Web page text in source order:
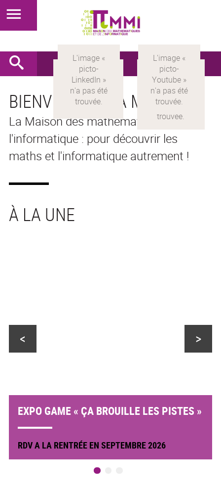
BIENVENUE À LA MMI
La Maison des mathématiques et de
l'informatique : pour découvrir les
maths et l'informatique autrement !
EXPO GAME « ÇA BROUILLE LES PISTES »
RDV A LA RENTRÉE EN SEPTEMBRE 2026
< >